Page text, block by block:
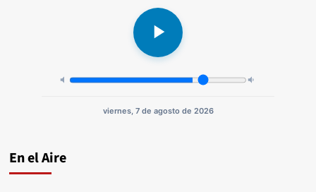
viernes, 7 de agosto de 2026
En el Aire